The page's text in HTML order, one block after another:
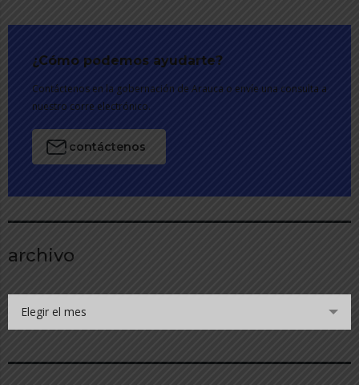
¿Cómo podemos ayudarte?
Contáctenos en la gobernación de Arauca o envíe una consulta a
nuestro corre electrónico.
contáctenos
archivo
Elegir el mes